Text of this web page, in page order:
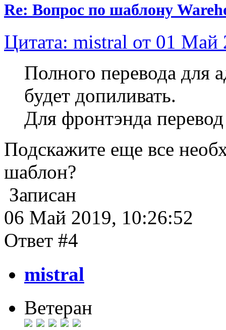
Re: Вопрос по шаблону
Цитата: mistral от 01 Май
Полного перевода для
будет допиливать.
Для фронтэнда
Подскажите еще все
шаблон?
Записан
06 Май 2019, 10:26:52
Ответ #4
mistral
Ветеран